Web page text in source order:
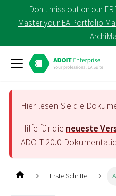
Don't miss out on our
Master your EA Portfolio
Hier lesen Sie die
Hilfe für die neueste
ADOIT20.0
Erste Schritte